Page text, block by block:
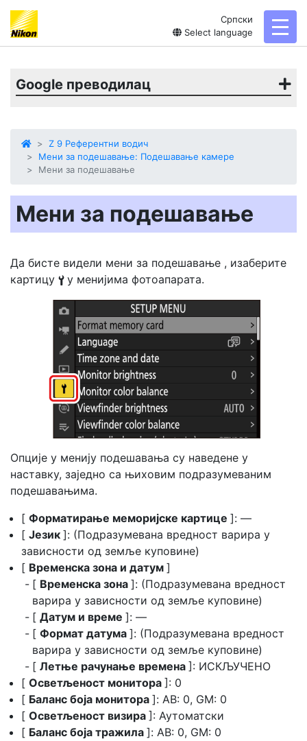
Српски
Select language
Google преводилац
Z 9 Референтни водич
Мени за подешавање: Подешавање камере
Мени за подешавање
Мени за подешавање
Да бисте видели мени за подешавање , изаберите
картицу B у менијима фотоапарата.
Опције у менију подешавања су наведене у
наставку, заједно са њиховим подразумеваним
подешавањима.
[ Форматирање меморијске картице ]: —
[ Језик ]: (Подразумевана вредност варира у
зависности од земље куповине)
[ Временска зона и датум ]
[ Временска зона ]: (Подразумевана вредност
варира у зависности од земље куповине)
[ Датум и време ]: —
[ Формат датума ]: (Подразумевана вредност
варира у зависности од земље куповине)
[ Летње рачунање времена ]: ИСКЉУЧЕНО
[ Осветљеност монитора ]: 0
[ Баланс боја монитора ]: AB: 0, GM: 0
[ Осветљеност визира ]: Аутоматски
[ Баланс боја тражила ]: AB: 0, GM: 0